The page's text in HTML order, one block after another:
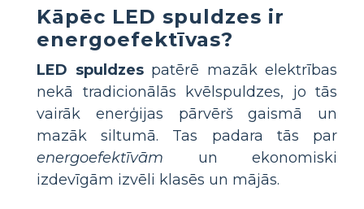
Kāpēc LED spuldzes ir
energoefektīvas?
LED spuldzespatērē mazāk elektrības
nekā tradicionālās kvēlspuldzes, jo tās
vairāk enerģijas pārvērš gaismā un
mazāk siltumā. Tas padara tās par
energoefektīvām un ekonomiski
izdevīgām izvēli klasēs un mājās.